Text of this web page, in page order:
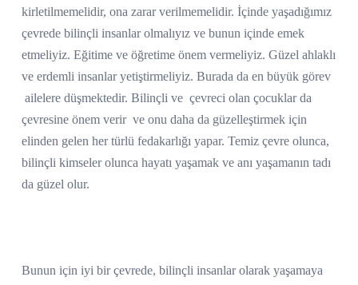
kirletilmemelidir, ona zarar verilmemelidir. İçinde yaşadığımız
çevrede bilinçli insanlar olmalıyız ve bunun içinde emek
etmeliyiz. Eğitime ve öğretime önem vermeliyiz. Güzel ahlaklı
ve erdemli insanlar yetiştirmeliyiz. Burada da en büyük görev
ailelere düşmektedir. Bilinçli ve çevreci olan çocuklar da
çevresine önem verir ve onu daha da güzelleştirmek için
elinden gelen her türlü fedakarlığı yapar. Temiz çevre olunca,
bilinçli kimseler olunca hayatı yaşamak ve anı yaşamanın tadı
da güzel olur.
Bunun için iyi bir çevrede, bilinçli insanlar olarak yaşamaya